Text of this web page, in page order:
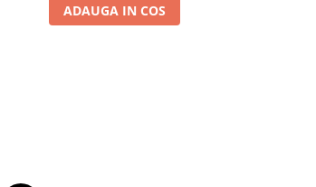
ADAUGA IN COS